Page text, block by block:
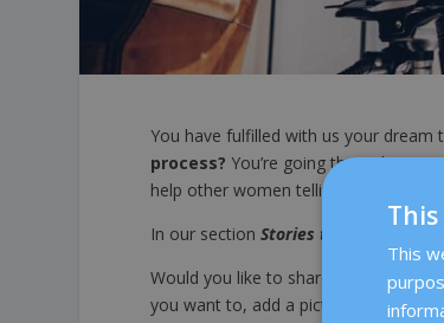
You have fulfilled with us your
process? You’re going through a
help other women telling them
In our sectionStories to tell
Would you like to share your story
you want to, add a picture, too.
This